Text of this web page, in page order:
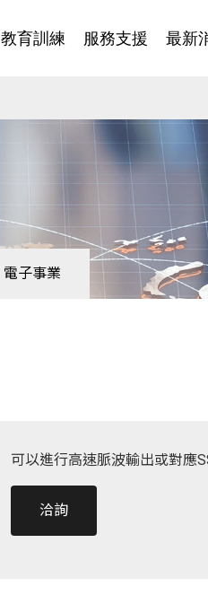
教育訓練 服務支援 最新
電子事業
可以進行高速脈波輸出或對應
洽詢